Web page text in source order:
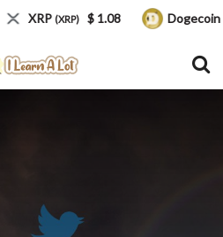
XRP (XRP) $ 1.08 Dogecoin